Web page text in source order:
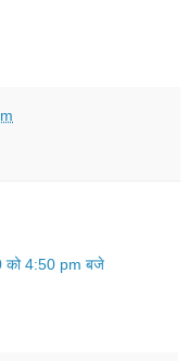
को 4:50 pm बजे